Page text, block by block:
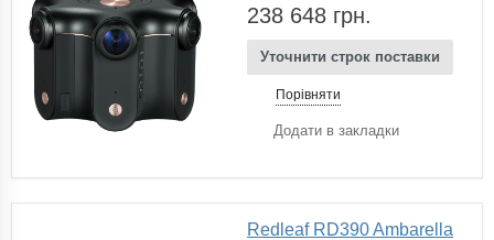
238 648 грн.
Уточнити строк поставки
Порівняти
Додати в закладки
Redleaf RD390 Ambarella